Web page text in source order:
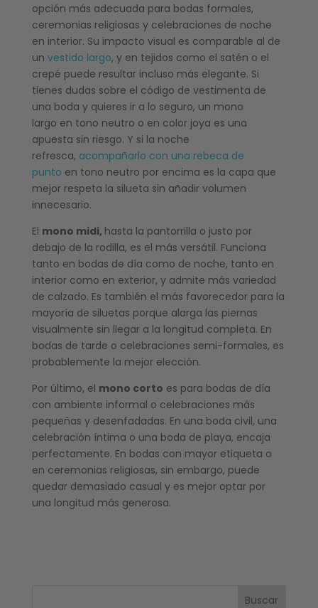
opción más adecuada para bodas formales,
ceremonias religiosas y celebraciones de noche
en interior. Su impacto visual es comparable al de
un vestido largo, y en tejidos como el satén o el
crepé puede resultar incluso más elegante. Si
tienes dudas sobre el código de vestimenta de
una boda y quieres ir a lo seguro, un mono
largo en tono neutro o en color joya es una
apuesta sin riesgo. Y si la noche
refresca, acompañarlo con una rebeca de
punto en tono neutro por encima es la capa que
mejor respeta la silueta sin añadir volumen
innecesario.
El mono midi, hasta la pantorrilla o justo por
debajo de la rodilla, es el más versátil. Funciona
tanto en bodas de día como de noche, tanto en
interior como en exterior, y admite más variedad
de calzado. Es también el más favorecedor para la
mayoría de siluetas porque alarga las piernas
visualmente sin llegar a la longitud completa. En
bodas de tarde o celebraciones semi-formales, es
probablemente la mejor elección.
Por último, el mono corto es para bodas de día
con ambiente informal o celebraciones más
pequeñas y desenfadadas. En una boda civil, una
celebración íntima o una boda de playa, encaja
perfectamente. En bodas con mayor etiqueta o
en ceremonias religiosas, sin embargo, puede
quedar demasiado casual y es mejor optar por
una longitud más generosa.
Buscar